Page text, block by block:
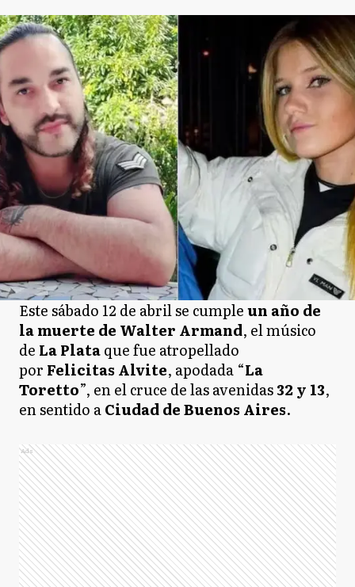
Este sábado 12 de abril se cumpleun año de
la muerte de Walter Armand, el músico
de La Plataque fue atropellado
por Felicitas Alvite, apodada “La
Toretto”, en el cruce de las avenidas32 y 13,
en sentido aCiudad de Buenos Aires.
Ads